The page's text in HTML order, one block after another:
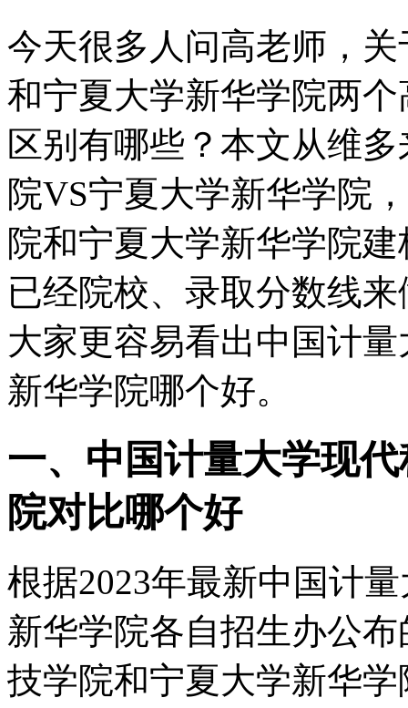
今天很多人问高老师，
和宁夏大学新华学院两
区别有哪些？本文从维
院VS宁夏大学新华学院
院和宁夏大学新华学院
已经院校、录取分数线
大家更容易看出中国计
新华学院哪个好。
一、中国计量大学现
院对比哪个好
根据2023年最新中国计
新华学院各自招生办公
技学院和宁夏大学新华